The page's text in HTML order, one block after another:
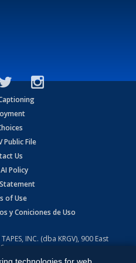
Public File
Us
AI Policy
of Use
y Coniciones de Uso
INC. (dba KRGV), 900 East